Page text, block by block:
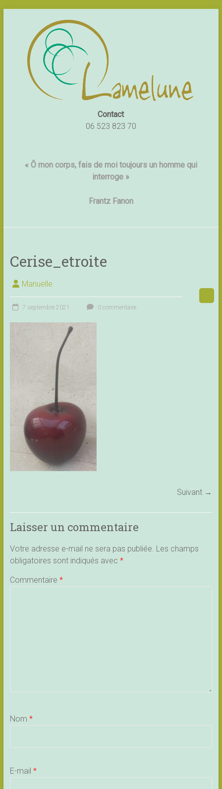
Contact
06 523 823 70
« Ô mon corps, fais de moi toujours un homme qui
interroge »
Frantz Fanon
Cerise_etroite
Manuelle
7 septembre 2021 0 commentaire
Suivant →
Laisser un commentaire
Votre adresse e-mail ne sera pas publiée. Les champs
obligatoires sont indiqués avec *
Commentaire *
Nom *
E-mail *